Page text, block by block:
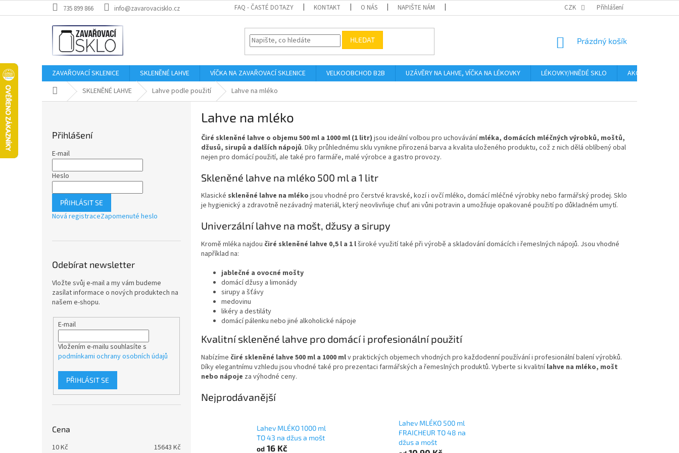
na
735 899 866 info@zavarovacisklo.cz FAQ - ČASTÉ DOTAZY KONTAKT O NÁS NAPIŠTE NÁM OBCHODNÍ PODMÍNKY
CZK Přihlášení
HLEDAT
NÁKUPNÍ
Prázdný košík
ZAVAŘOVACÍ SKLENICE SKLENĚNÉ LAHVE VÍČKA NA ZAVAŘOVACÍ SKLENICE VELKOOBCHOD B2B UZÁVĚRY NA LAHVE, VÍČKA NA LÉKOVKY LÉKOVKY/HNĚDÉ SKLO AKCE
Domů SKLENĚNÉ LAHVE Lahve podle použití Lahve na mléko
Přihlášení
E-mail
Heslo
PŘIHLÁSIT SE
Nová registraceZapomenuté heslo
Odebírat newsletter
Vložte svůj e-mail a my vám budeme
zasílat informace o nových produktech na
našem e-shopu.
E-mail
Vložením e-mailu souhlasíte s
podmínkami ochrany osobních údajů
PŘIHLÁSIT SE
Cena
10Kč 15643 Kč
Lahve na mléko
Čiré skleněné lahve o objemu 500 ml a 1000 ml (1 litr) jsou ideální volbou pro uchovávánímléka, domácích mléčných výrobků, moštů,
džusů, sirupů a dalších nápojů. Díky průhlednému sklu vynikne přirozená barva a kvalita uloženého produktu, což z nich dělá oblíbený obal
nejen pro domácí použití, ale také pro farmáře, malé výrobce a gastro provozy.
Skleněné lahve na mléko 500 ml a 1 litr
Klasické skleněné lahve na mléko jsou vhodné pro čerstvé kravské, kozí i ovčí mléko, domácí mléčné výrobky nebo farmářský prodej. Sklo
je hygienický a zdravotně nezávadný materiál, který neovlivňuje chuť ani vůni potravin a umožňuje opakované použití po důkladném umytí.
Univerzální lahve na mošt, džusy a sirupy
Kromě mléka najdou čiré skleněné lahve 0,5 l a 1 lširoké využití také při výrobě a skladování domácích i řemeslných nápojů. Jsou vhodné
například na:
jablečné a ovocné mošty
domácí džusy a limonády
sirupy a šťávy
medovinu
likéry a destiláty
domácí pálenku nebo jiné alkoholické nápoje
Kvalitní skleněné lahve pro domácí i profesionální použití
Nabízíme čiré skleněné lahve 500 ml a 1000 mlv praktických objemech vhodných pro každodenní používání i profesionální balení výrobků.
Díky elegantnímu vzhledu jsou vhodné také pro prezentaci farmářských a řemeslných produktů. Vyberte si kvalitnílahve na mléko, mošt
nebo nápoje za výhodné ceny.
Nejprodávanější
Lahev MLÉKO 1000 ml
TO 43 na džus a mošt
od 16 Kč
Lahev MLÉKO 500 ml
FRAICHEUR TO 48 na
džus a mošt